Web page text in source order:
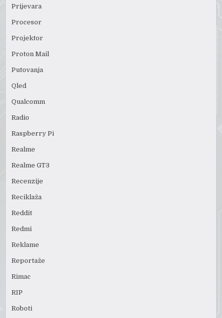
Prijevara
Procesor
Projektor
Proton Mail
Putovanja
Qled
Qualcomm
Radio
Raspberry Pi
Realme
Realme GT3
Recenzije
Reciklaža
Reddit
Redmi
Reklame
Reportaže
Rimac
RIP
Roboti